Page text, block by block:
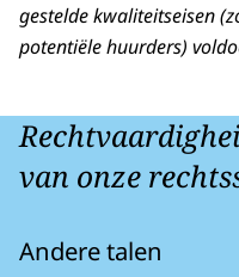
gestelde kwaliteitseisen
potentiële huurders)
van onze
Andere talen